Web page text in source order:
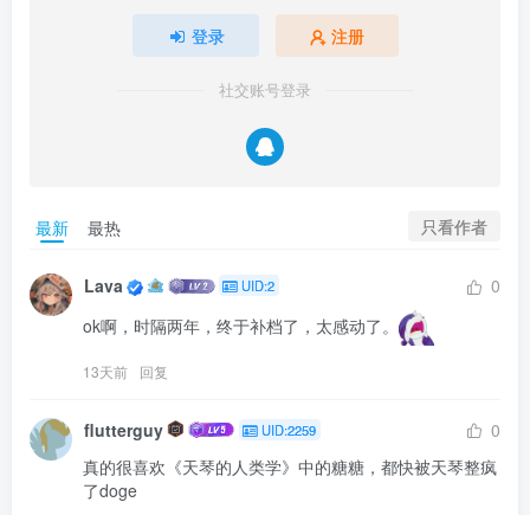
登录 注册
社交账号登录
最新 最热 只看作者
Lava UID:2
0
ok啊，时隔两年，终于补档了，太感动了。
13天前 回复
flutterguy UID:2259
0
真的很喜欢《天琴的人类学》中的糖糖，都快被天琴整疯
了doge